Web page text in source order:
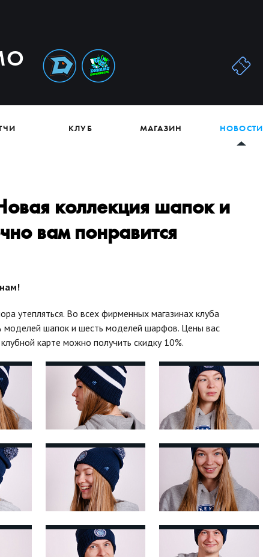
КЛУБ МАГАЗИН НОВОСТИ
коллекция шапок и
вам понравится
утепляться. Во всех фирменных магазинах клуба
моделей шапок и шесть моделей шарфов. Цены вас
карте можно получить скидку 10%.